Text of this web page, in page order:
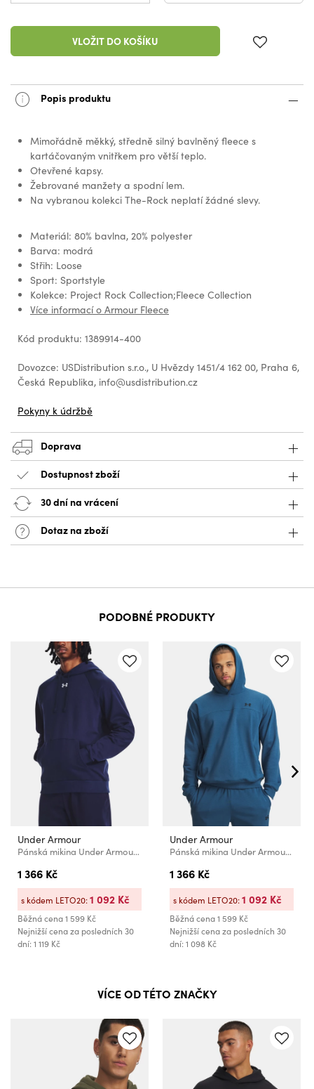
VLOŽIT DO KOŠÍKU
Popis produktu
Mimořádně měkký, středně silný bavlněný fleece s
kartáčovaným vnitřkem pro větší teplo.
Otevřené kapsy.
Žebrované manžety a spodní lem.
Na vybranou kolekci The-Rock neplatí žádné slevy.
Materiál: 80% bavlna, 20% polyester
Barva: modrá
Střih: Loose
Sport: Sportstyle
Kolekce: Project Rock Collection;Fleece Collection
Více informací o Armour Fleece
Kód produktu: 1389914-400
Dovozce: USDistribution s.r.o., U Hvězdy 1451/4 162 00, Praha 6,
Česká Republika, info@usdistribution.cz
Pokyny k údržbě
Doprava
Dostupnost zboží
30 dní na vrácení
Dotaz na zboží
PODOBNÉ PRODUKTY
Under Armour
Pánská mikina Under Armour UA Rival Fleece Hoodie
1 366 Kč
Běžná cena1 599 Kč
Nejnižší cena za posledních 30
dní: 1 119 Kč
s kódem LETO20:1 092 Kč
Under Armour
Pánská mikina Under Armour UA Rival LW Hoodie-BLU
1 366 Kč
Běžná cena1 599 Kč
Nejnižší cena za posledních 30
dní: 1 098 Kč
s kódem LETO20:1 092 Kč
VÍCE OD TÉTO ZNAČKY